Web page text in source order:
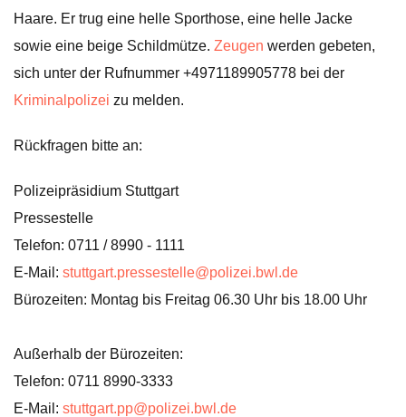
Haare. Er trug eine helle Sporthose, eine helle Jacke
sowie eine beige Schildmütze. Zeugen werden gebeten,
sich unter der Rufnummer +4971189905778 bei der
Kriminalpolizei zu melden.
Rückfragen bitte an:
Polizeipräsidium Stuttgart
Pressestelle
Telefon: 0711 / 8990 - 1111
E-Mail: stuttgart.pressestelle@polizei.bwl.de
Bürozeiten: Montag bis Freitag 06.30 Uhr bis 18.00 Uhr
Außerhalb der Bürozeiten:
Telefon: 0711 8990-3333
E-Mail: stuttgart.pp@polizei.bwl.de